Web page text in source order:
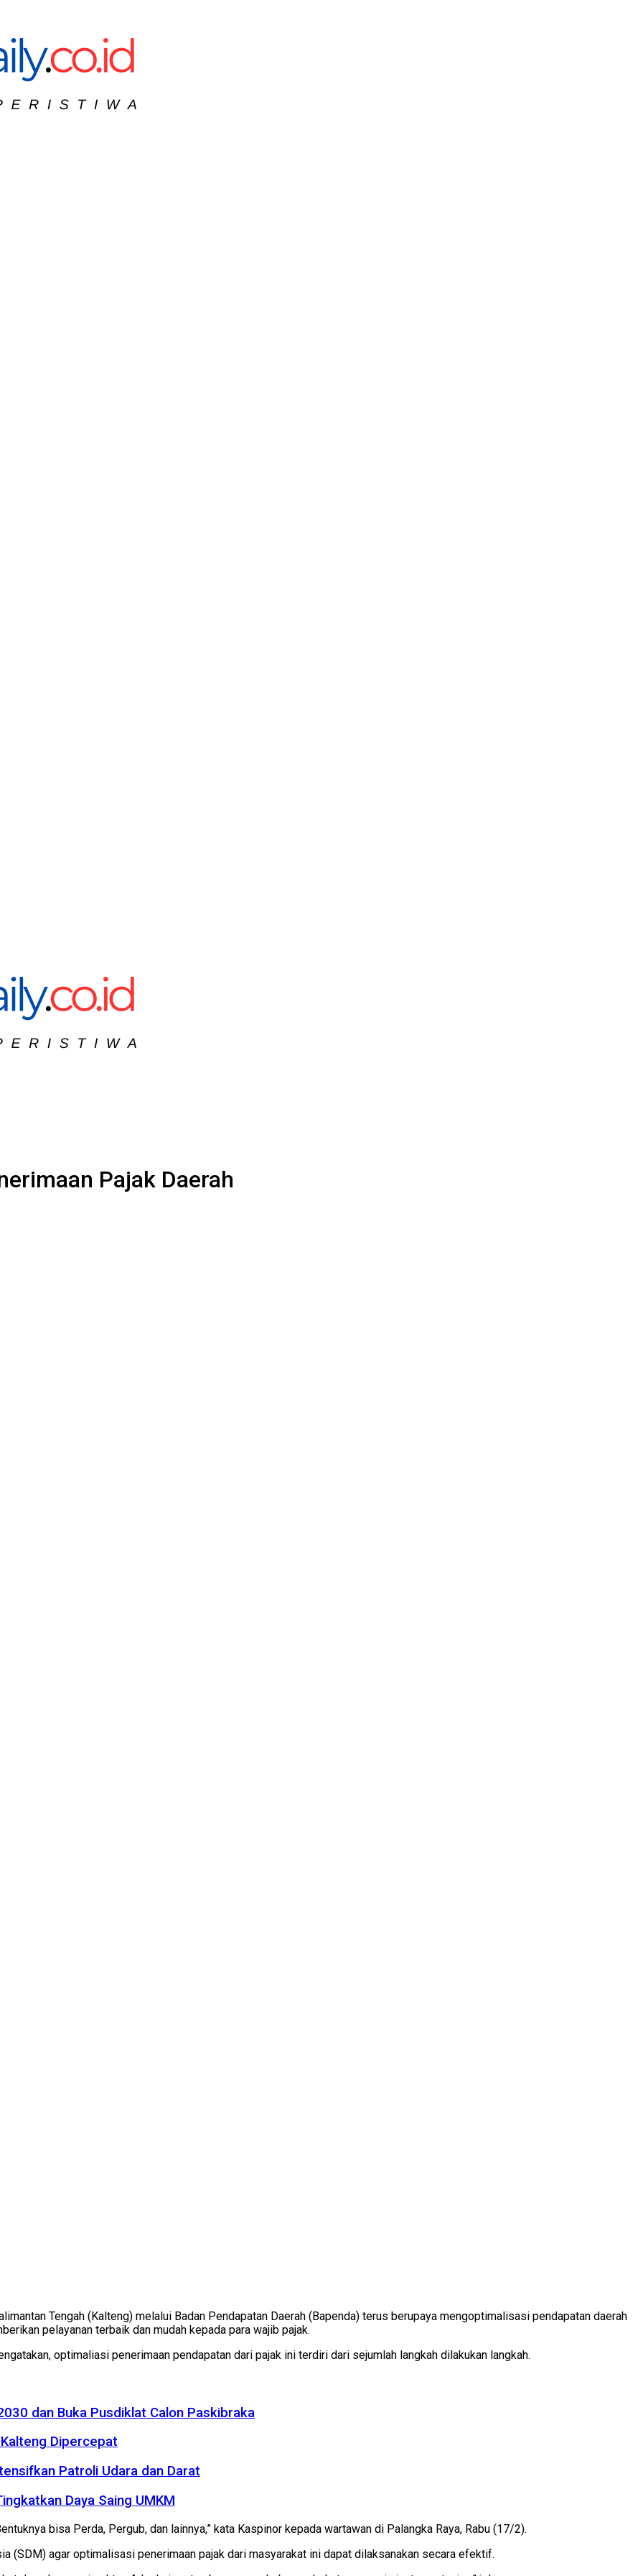
Pajak Daerah
Tengah (Kalteng) melalui Badan Pendapatan Daerah (Bapenda) terus berupaya mengoptimalisasi pendapatan daerah
pelayanan terbaik dan mudah kepada para wajib pajak.
optimaliasi penerimaan pendapatan dari pajak ini terdiri dari sejumlah langkah dilakukan langkah.
dan Buka Pusdiklat Calon Paskibraka
Dipercepat
Patroli Udara dan Darat
Daya Saing UMKM
bisa Perda, Pergub, dan lainnya,” kata Kaspinor kepada wartawan di Palangka Raya, Rabu (17/2).
(SDM) agar optimalisasi penerimaan pajak dari masyarakat ini dapat dilaksanakan secara efektif.